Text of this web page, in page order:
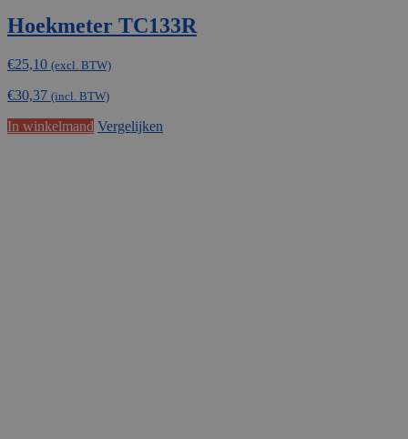
Hoekmeter TC133R
€25,10 (excl. BTW)
€30,37 (incl. BTW)
In winkelmand Vergelijken